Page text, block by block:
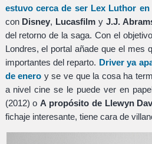
estuvo cerca de ser Lex Luthor en
con Disney, Lucasfilm y J.J.
del retorno de la saga. Con el
Londres, el portal añade que el mes
importantes del reparto. Driverya
de enero y se ve que la cosa ha
a nivel cine se le puede ver en
(2012) oA propósito de Llewyn
fichaje interesante, tiene cara de